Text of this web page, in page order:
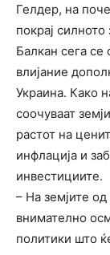
Гелдер, на
покрај
Балкан сега
влијание
Украина. Како
соочуваат
растот на
инфлација и
инвестициите.
– На земјите
внимателно
политики што